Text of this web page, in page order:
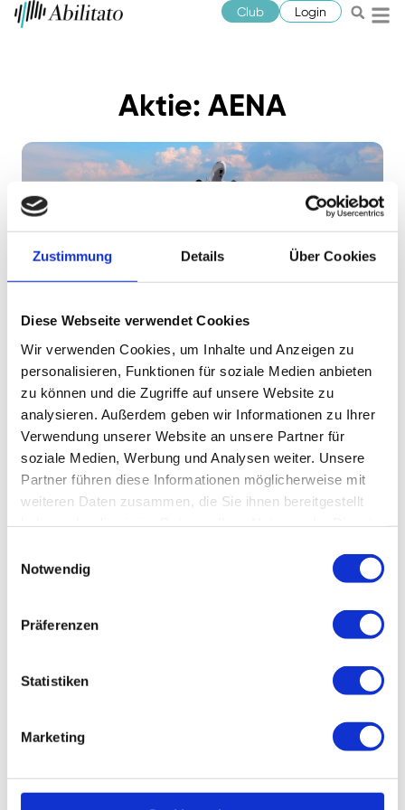
Zustimmung Details Über Cookies
Diese Webseite verwendet Cookies
Wir verwenden Cookies, um Inhalte und Anzeigen zu
personalisieren, Funktionen für soziale Medien anbieten
zu können und die Zugriffe auf unsere Website zu
analysieren. Außerdem geben wir Informationen zu Ihrer
Verwendung unserer Website an unsere Partner für
soziale Medien, Werbung und Analysen weiter. Unsere
Partner führen diese Informationen möglicherweise mit
weiteren Daten zusammen, die Sie ihnen bereitgestellt
Notwendig
Präferenzen
Statistiken
Marketing
Club Login
Aktie: AENA
Flughafenaktien im Vergleich: Welcher
Airport Betreiber ist die beste Wahl?
Kürzlich haben wir euch die Fraport Aktie vorgestellt,
der Investment Case ist sehr spannend. Doch sind
andere Flughafenaktien noch interessanter? Hier
kommt der große Vergleich von Fraport, Flughafen
Zürich, Flughafen Wien, AENA und Athens
International Airport.
Jetzt lesen